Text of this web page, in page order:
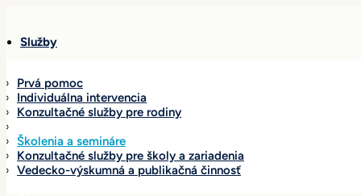
Služby
Prvá pomoc
Individuálna intervencia
Konzultačné služby pre rodiny
Školenia a semináre
Konzultačné služby pre školy a zariadenia
Vedecko-výskumná a publikačná činnosť